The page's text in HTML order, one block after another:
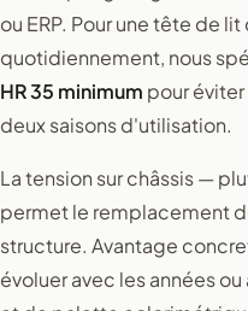
ou ERP. Pour une tête de
quotidiennement, nous
HR 35 minimum pour
deux saisons d'utilisation.
La tension sur châssis —
permet le remplacement
structure. Avantage
évoluer avec les années